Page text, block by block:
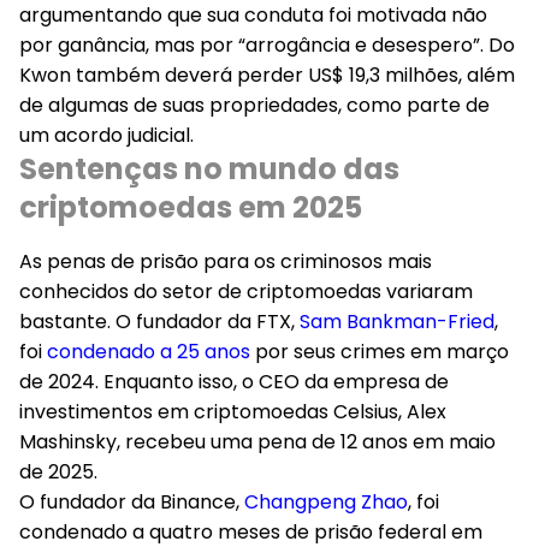
argumentando que sua conduta foi motivada não
por ganância, mas por “arrogância e desespero”. Do
Kwon também deverá perder US$ 19,3 milhões, além
de algumas de suas propriedades, como parte de
um acordo judicial.
Sentenças no mundo das
criptomoedas em 2025
As penas de prisão para os criminosos mais
conhecidos do setor de criptomoedas variaram
bastante. O fundador da FTX,Sam Bankman-Fried,
foicondenado a 25 anos por seus crimes em março
de 2024. Enquanto isso, o CEO da empresa de
investimentos em criptomoedas Celsius, Alex
Mashinsky, recebeu uma pena de 12 anos em maio
de 2025.
O fundador da Binance,Changpeng Zhao, foi
condenado a quatro meses de prisão federal em